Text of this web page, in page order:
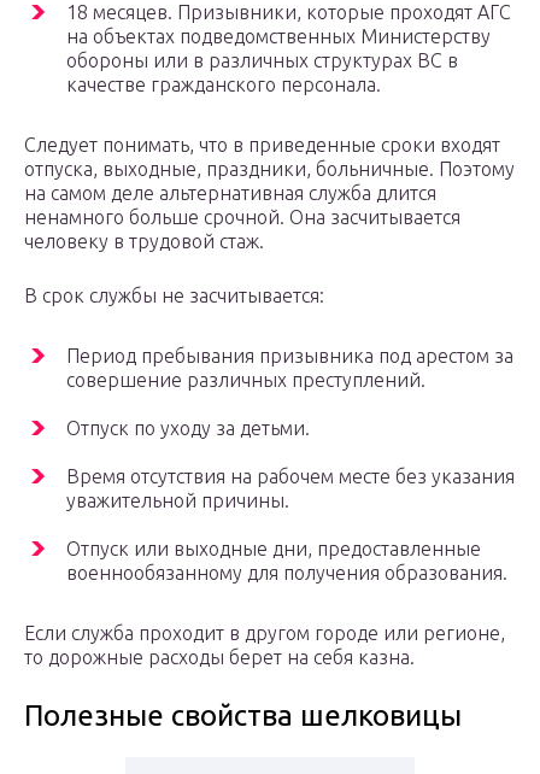
18 месяцев. Призывники, которые проходят АГС
на объектах подведомственных Министерству
обороны или в различных структурах ВС в
качестве гражданского персонала.
Следует понимать, что в приведенные сроки входят
отпуска, выходные, праздники, больничные. Поэтому
на самом деле альтернативная служба длится
ненамного больше срочной. Она засчитывается
человеку в трудовой стаж.
В срок службы не засчитывается:
Период пребывания призывника под арестом за
совершение различных преступлений.
Отпуск по уходу за детьми.
Время отсутствия на рабочем месте без указания
уважительной причины.
Отпуск или выходные дни, предоставленные
военнообязанному для получения образования.
Если служба проходит в другом городе или регионе,
то дорожные расходы берет на себя казна.
Полезные свойства шелковицы